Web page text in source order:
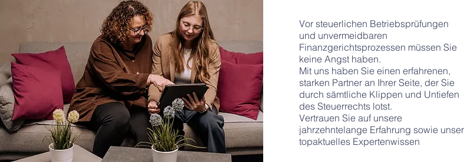
Vor steuerlichen Betriebsprüfungen
und unvermeidbaren
Finanzgerichtsprozessen müssen Sie
keine Angst haben.
Mit uns haben Sie einen erfahrenen,
starken Partner an Ihrer Seite, der Sie
durch sämtliche Klippen und Untiefen
des Steuerrechts lotst.
Vertrauen Sie auf unsere
jahrzehntelange Erfahrung sowie unser
topaktuelles Expertenwissen